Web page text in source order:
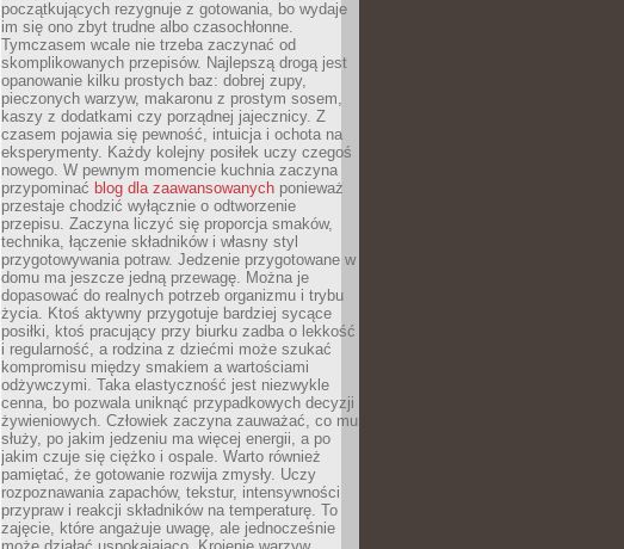
początkujących rezygnuje z gotowania, bo wydaje
im się ono zbyt trudne albo czasochłonne.
Tymczasem wcale nie trzeba zaczynać od
skomplikowanych przepisów. Najlepszą drogą jest
opanowanie kilku prostych baz: dobrej zupy,
pieczonych warzyw, makaronu z prostym sosem,
kaszy z dodatkami czy porządnej jajecznicy. Z
czasem pojawia się pewność, intuicja i ochota na
eksperymenty. Każdy kolejny posiłek uczy czegoś
nowego. W pewnym momencie kuchnia zaczyna
przypominać blog dla zaawansowanych ponieważ
przestaje chodzić wyłącznie o odtworzenie
przepisu. Zaczyna liczyć się proporcja smaków,
technika, łączenie składników i własny styl
przygotowywania potraw. Jedzenie przygotowane w
domu ma jeszcze jedną przewagę. Można je
dopasować do realnych potrzeb organizmu i trybu
życia. Ktoś aktywny przygotuje bardziej sycące
posiłki, ktoś pracujący przy biurku zadba o lekkość
i regularność, a rodzina z dziećmi może szukać
kompromisu między smakiem a wartościami
odżywczymi. Taka elastyczność jest niezwykle
cenna, bo pozwala uniknąć przypadkowych decyzji
żywieniowych. Człowiek zaczyna zauważać, co mu
służy, po jakim jedzeniu ma więcej energii, a po
jakim czuje się ciężko i ospale. Warto również
pamiętać, że gotowanie rozwija zmysły. Uczy
rozpoznawania zapachów, tekstur, intensywności
przypraw i reakcji składników na temperaturę. To
zajęcie, które angażuje uwagę, ale jednocześnie